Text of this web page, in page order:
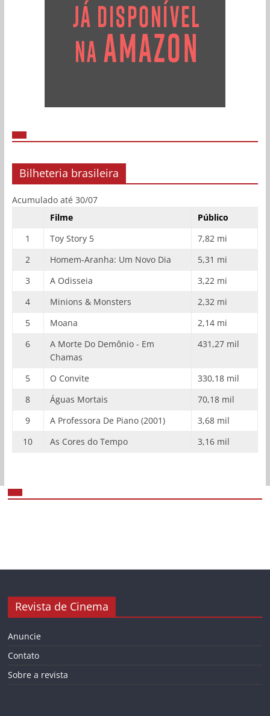
Bilheteria brasileira
Acumulado até 30/07
Filme
Público
1
Toy Story 5
7,82 mi
2
Homem-Aranha: Um Novo Dia
5,31 mi
3
A Odisseia
3,22 mi
4
Minions & Monsters
2,32 mi
5
Moana
2,14 mi
6
A Morte Do Demônio - Em
Chamas
431,27 mil
5 O Convite
330,18 mil
8
Águas Mortais
70,18 mil
9
A Professora De Piano (2001)
3,68 mil
10
As Cores do Tempo 3,16 mil
Revista de Cinema
Anuncie
Contato
Sobre a revista